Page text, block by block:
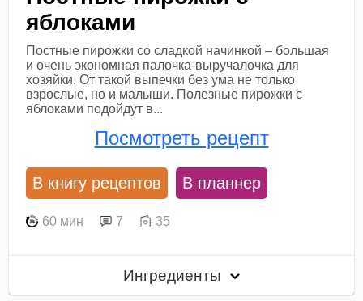
яблоками
Постные пирожки со сладкой начинкой – большая
и очень экономная палочка-выручалочка для
хозяйки. От такой выпечки без ума не только
взрослые, но и малыши. Полезные пирожки с
яблоками подойдут в...
Посмотреть рецепт
В книгу рецептов В планнер
60 мин 7 35
Ингредиенты